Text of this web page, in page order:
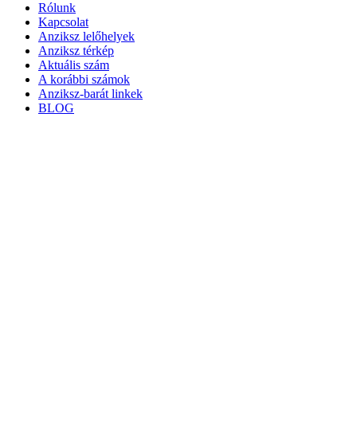
Rólunk
Kapcsolat
Anziksz lelőhelyek
Anziksz térkép
Aktuális szám
A korábbi számok
Anziksz-barát linkek
BLOG